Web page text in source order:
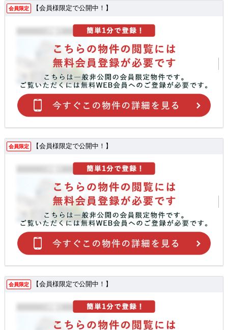
会員限定 【会員様限定で公開中！】
会員限定 【会員様限定で公開中！】
会員限定 【会員様限定で公開中！】